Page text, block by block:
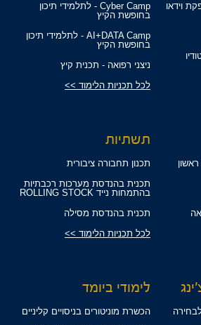
וידאו
Cyber Camp - לתלמידי תיכון
בחופשת הקיץ
AI+DATA Camp - לתלמידי תיכון
בחופשת הקיץ
ניצני רפואה - תכנית קיץ
לכל תכניות הלימוד >>
תשתיות
תכנון תחבורה ציבורית
תכנית בהנדסת מערכות רכבתיות
בהתמחות נייד ROLLING STOCK
תכנית בהנדסת מסילה
לכל תכניות הלימוד >>
לימודי ביומד
הכשרת מוניטורים בניסויים קליניים